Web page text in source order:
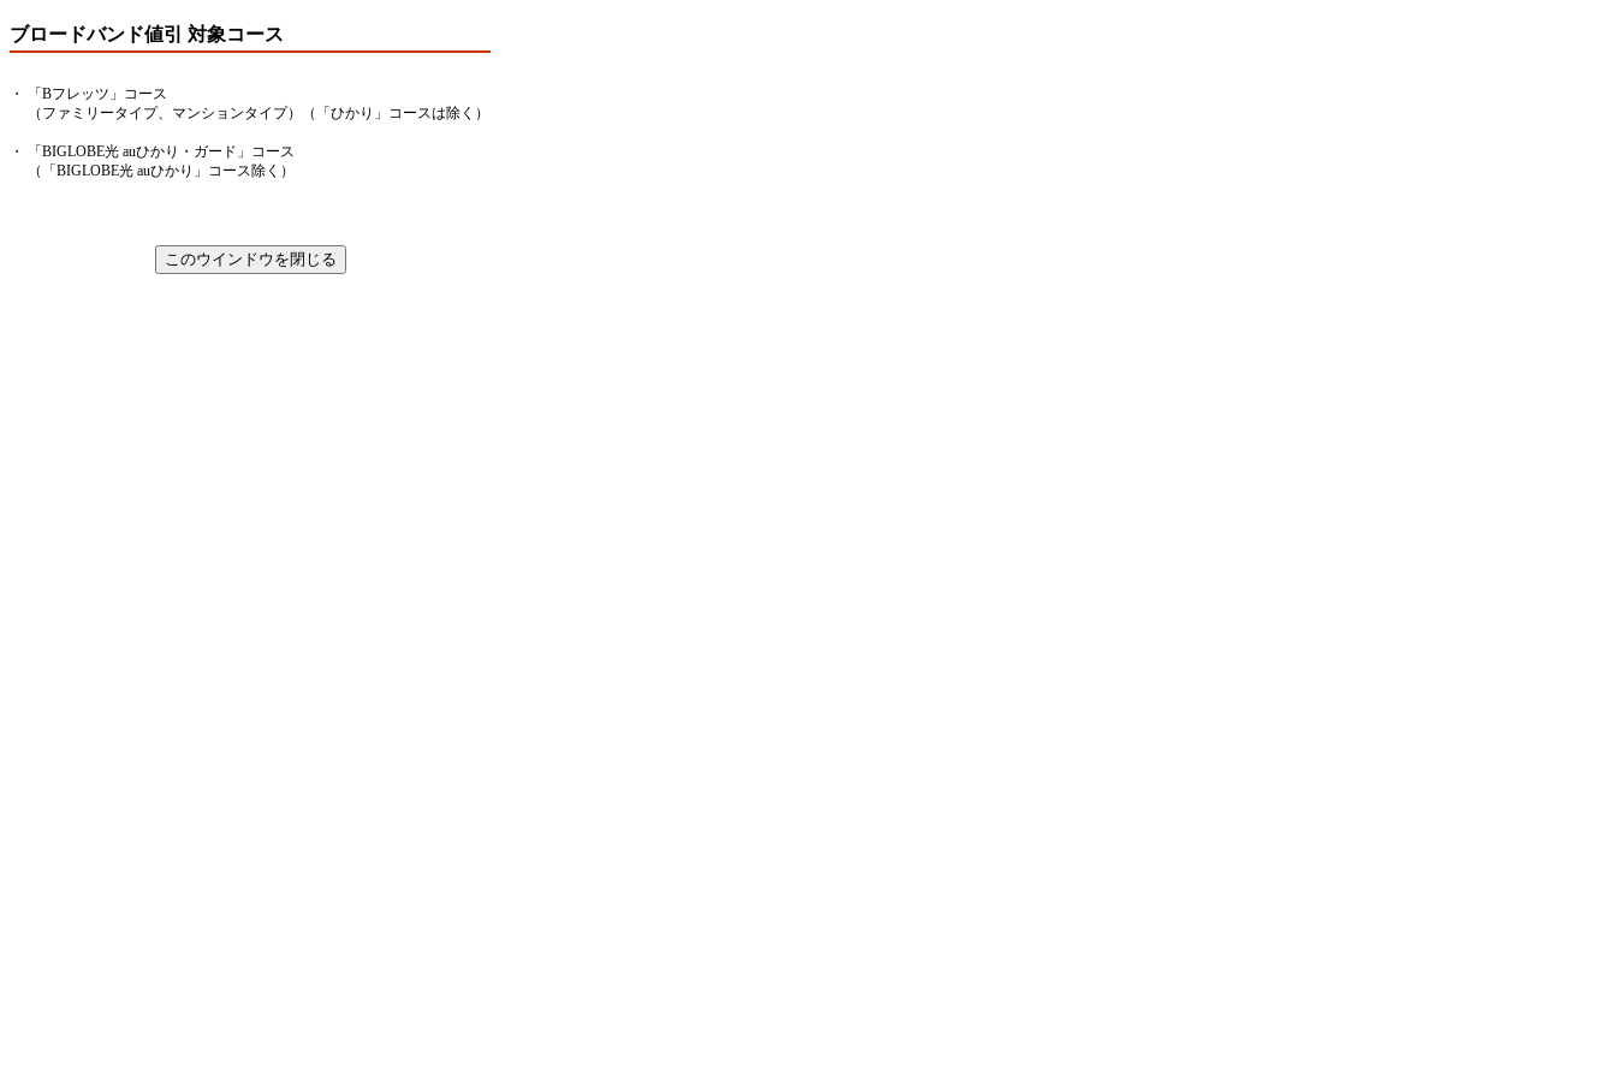
ブロードバンド値引 対象コース
・
「Bフレッツ」コース
（ファミリータイプ、マンションタイプ）（「ひかり」コースは除く）
・
「BIGLOBE光 auひかり・ガード」コース
（「BIGLOBE光 auひかり」コース除く）